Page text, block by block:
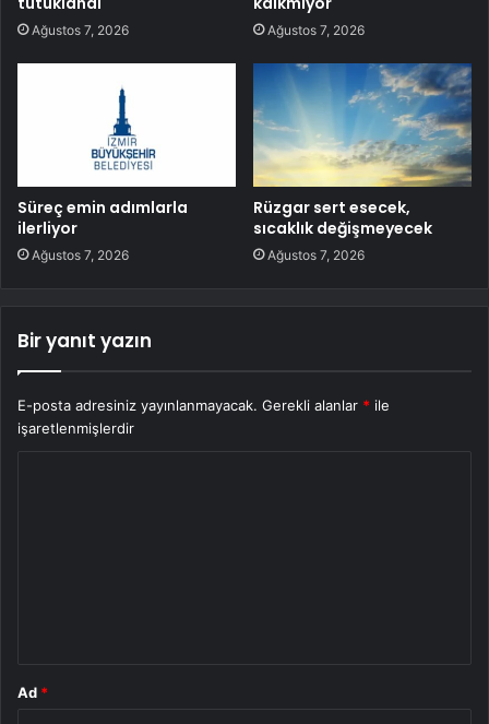
Ağustos 7, 2026 Ağustos 7, 2026
Süreç emin adımlarla
ilerliyor
Ağustos 7, 2026
Rüzgar sert esecek,
sıcaklık değişmeyecek
Ağustos 7, 2026
Bir yanıt yazın
E-posta adresiniz yayınlanmayacak. Gerekli alanlar * ile
işaretlenmişlerdir
Ad *